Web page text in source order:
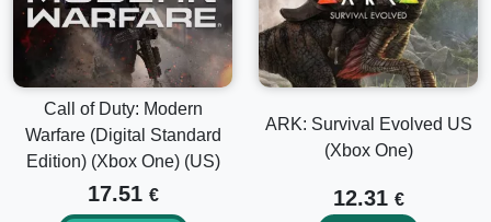
Call of Duty: Modern
Warfare (Digital Standard
Edition) (Xbox One) (US)
17.51 €
ARK: Survival Evolved US
(Xbox One)
12.31 €